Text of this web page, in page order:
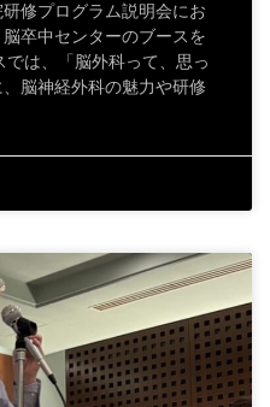
修プログラム説明会にお
卒中センターのブースを
は、「脳外科って、思っ
脳神経外科の魅力や研修